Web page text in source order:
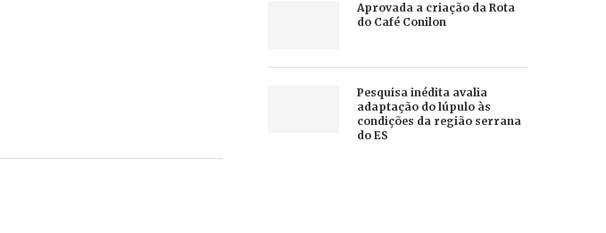
Aprovada a criação da Rota
do Café Conilon
Pesquisa inédita avalia
adaptação do lúpulo às
condições da região serrana
do ES